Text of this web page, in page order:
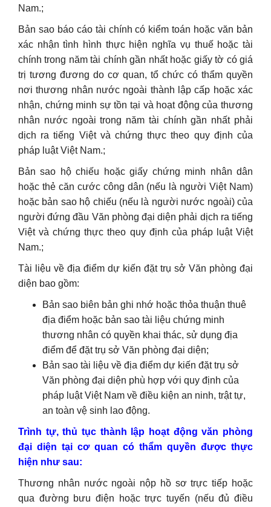
Nam.;
Bản sao báo cáo tài chính có kiểm toán hoặc văn bản
xác nhận tình hình thực hiện nghĩa vụ thuế hoặc tài
chính trong năm tài chính gần nhất hoặc giấy tờ có giá
trị tương đương do cơ quan, tổ chức có thẩm quyền
nơi thương nhân nước ngoài thành lập cấp hoặc xác
nhận, chứng minh sự tồn tại và hoạt động của thương
nhân nước ngoài trong năm tài chính gần nhất phải
dịch ra tiếng Việt và chứng thực theo quy định của
pháp luật Việt Nam.;
Bản sao hộ chiếu hoặc giấy chứng minh nhân dân
hoặc thẻ căn cước công dân (nếu là người Việt Nam)
hoặc bản sao hộ chiếu (nếu là người nước ngoài) của
người đứng đầu Văn phòng đại diện phải dịch ra tiếng
Việt và chứng thực theo quy định của pháp luật Việt
Nam.;
Tài liệu về địa điểm dự kiến đặt trụ sở Văn phòng đại
diện bao gồm:
Bản sao biên bản ghi nhớ hoặc thỏa thuận thuê
địa điểm hoặc bản sao tài liệu chứng minh
thương nhân có quyền khai thác, sử dụng địa
điểm để đặt trụ sở Văn phòng đại diện;
Bản sao tài liệu về địa điểm dự kiến đặt trụ sở
Văn phòng đại diện phù hợp với quy định của
pháp luật Việt Nam về điều kiện an ninh, trật tự,
an toàn vệ sinh lao động.
Trình tự, thủ tục thành lập hoạt động văn phòng
đại diện tại cơ quan có thẩm quyền được thực
hiện như sau:
Thương nhân nước ngoài nộp hồ sơ trực tiếp hoặc
qua đường bưu điện hoặc trực tuyến (nếu đủ điều